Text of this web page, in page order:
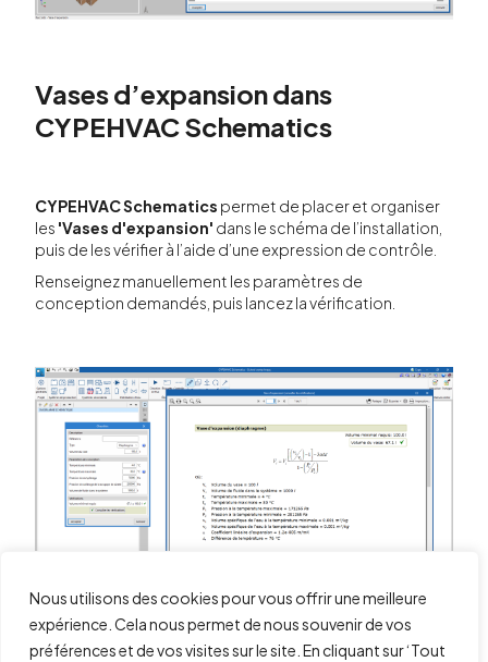
Nous utilisons des cookies pour vous offrir une meilleure
expérience. Cela nous permet de nous souvenir de vos
préférences et de vos visites sur le site. En cliquant sur ‘Tout
Vases d’expansion dans
CYPEHVAC Schematics
CYPEHVAC Schematics permet de placer et organiser
les 'Vases d'expansion' dans le schéma de l’installation,
puis de les vérifier à l’aide d’une expression de contrôle.
Renseignez manuellement les paramètres de
conception demandés, puis lancez la vérification.